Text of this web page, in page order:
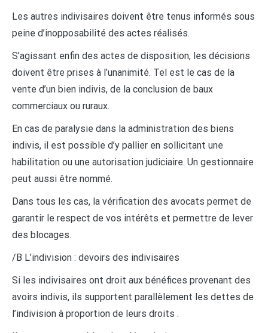
Les autres indivisaires doivent être tenus informés sous
peine d’inopposabilité des actes réalisés.
S’agissant enfin des actes de disposition, les décisions
doivent être prises à l’unanimité. Tel est le cas de la
vente d’un bien indivis, de la conclusion de baux
commerciaux ou ruraux.
En cas de paralysie dans la administration des biens
indivis, il est possible d’y pallier en sollicitant une
habilitation ou une autorisation judiciaire. Un gestionnaire
peut aussi être nommé.
Dans tous les cas, la vérification des avocats permet de
garantir le respect de vos intérêts et permettre de lever
des blocages.
/B L’indivision : devoirs des indivisaires
Si les indivisaires ont droit aux bénéfices provenant des
avoirs indivis, ils supportent parallèlement les dettes de
l’indivision à proportion de leurs droits .